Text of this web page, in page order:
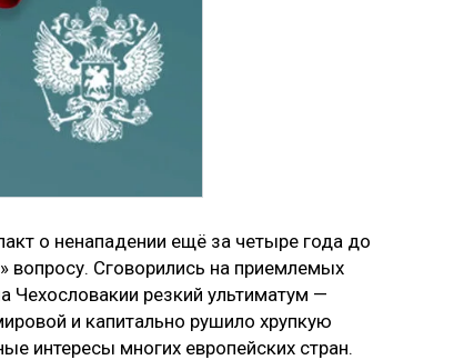
о ненападении ещё за четыре года до
вопросу. Сговорились на приемлемых
Чехословакии резкий ультиматум —
и капитально рушило хрупкую
интересы многих европейских стран.